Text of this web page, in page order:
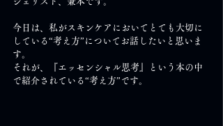
今日は、私がスキンケアにおいてとても大切に
している“考え方”についてお話したいと思いま
す。
それが、『エッセンシャル思考』という本の中
で紹介されている“考え方”です。